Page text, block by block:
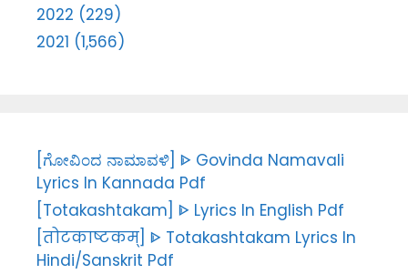
2022 (229)
2021 (1,566)
[ಗೋವಿಂದ ನಾಮಾವಳಿ] ᐈ Govinda Namavali
Lyrics In Kannada Pdf
[Totakashtakam] ᐈ Lyrics In English Pdf
[तोटकाष्टकम्] ᐈ Totakashtakam Lyrics In
Hindi/Sanskrit Pdf